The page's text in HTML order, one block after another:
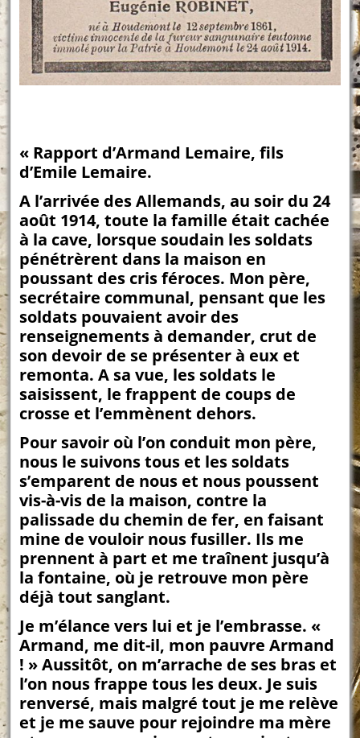
« Rapport d’Armand Lemaire, fils
d’Emile Lemaire.
A l’arrivée des Allemands, au soir du 24
août 1914, toute la famille était cachée
à la cave, lorsque soudain les soldats
pénétrèrent dans la maison en
poussant des cris féroces. Mon père,
secrétaire communal, pensant que les
soldats pouvaient avoir des
renseignements à demander, crut de
son devoir de se présenter à eux et
remonta. A sa vue, les soldats le
saisissent, le frappent de coups de
crosse et l’emmènent dehors.
Pour savoir où l’on conduit mon père,
nous le suivons tous et les soldats
s’emparent de nous et nous poussent
vis-à-vis de la maison, contre la
palissade du chemin de fer, en faisant
mine de vouloir nous fusiller. Ils me
prennent à part et me traînent jusqu’à
la fontaine, où je retrouve mon père
déjà tout sanglant.
Je m’élance vers lui et je l’embrasse. «
Armand, me dit-il, mon pauvre Armand
! » Aussitôt, on m’arrache de ses bras et
l’on nous frappe tous les deux. Je suis
renversé, mais malgré tout je me relève
et je me sauve pour rejoindre ma mère